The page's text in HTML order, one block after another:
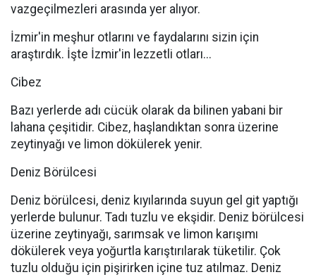
vazgeçilmezleri arasında yer alıyor.
İzmir'in meşhur otlarını ve faydalarını sizin için
araştırdık. İşte İzmir'in lezzetli otları...
Cibez
Bazı yerlerde adı cücük olarak da bilinen yabani bir
lahana çeşitidir. Cibez, haşlandıktan sonra üzerine
zeytinyağı ve limon dökülerek yenir.
Deniz Börülcesi
Deniz börülcesi, deniz kıyılarında suyun gel git yaptığı
yerlerde bulunur. Tadı tuzlu ve ekşidir. Deniz börülcesi
üzerine zeytinyağı, sarımsak ve limon karışımı
dökülerek veya yoğurtla karıştırılarak tüketilir. Çok
tuzlu olduğu için pişirirken içine tuz atılmaz. Deniz